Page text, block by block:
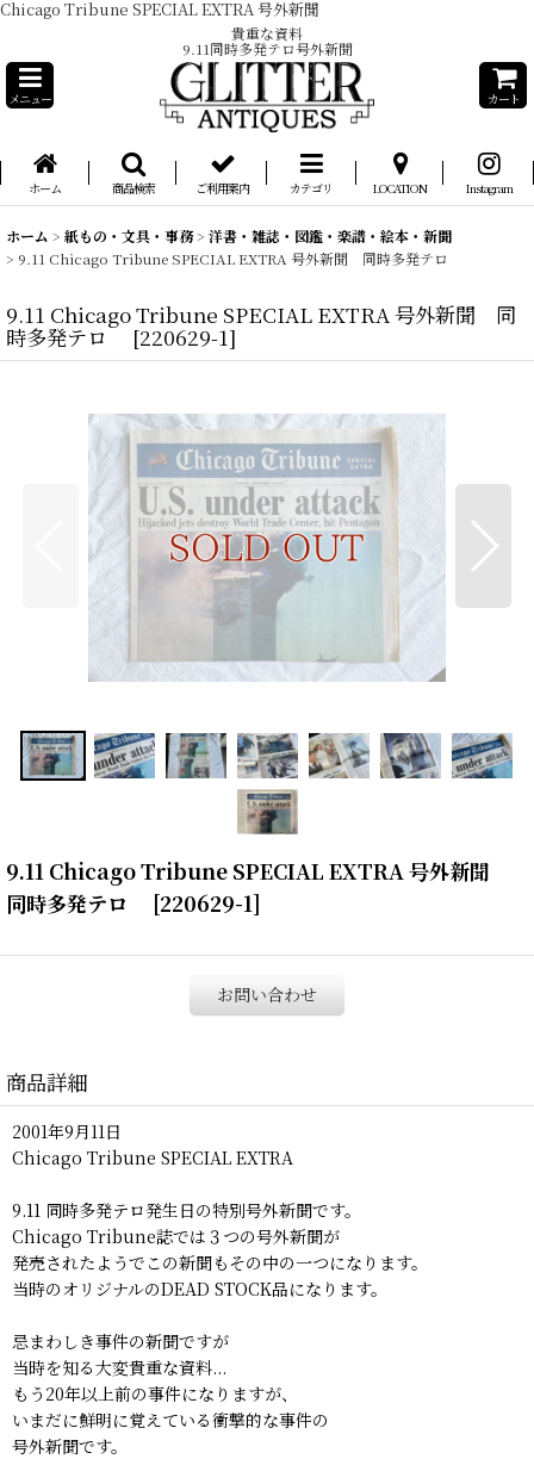
Chicago Tribune SPECIAL EXTRA 号外新聞
貴重な資料
9.11同時多発テロ号外新聞
メニュー カート
ホーム 商品検索 ご利用案内 カテゴリ LOCATION Instagram
ホーム > 紙もの・文具・事務> 洋書・雑誌・図鑑・楽譜・絵本・新聞
> 9.11 Chicago Tribune SPECIAL EXTRA 号外新聞 同時多発テロ
9.11 Chicago Tribune SPECIAL EXTRA 号外新聞 同
時多発テロ [220629-1]
9.11 Chicago Tribune SPECIAL EXTRA 号外新聞
同時多発テロ
[220629-1]
お問い合わせ
商品詳細
2001年9月11日
Chicago Tribune SPECIAL EXTRA
9.11 同時多発テロ発生日の特別号外新聞です。
Chicago Tribune誌では３つの号外新聞が
発売されたようでこの新聞もその中の一つになります。
当時のオリジナルのDEAD STOCK品になります。
忌まわしき事件の新聞ですが
当時を知る大変貴重な資料...
もう20年以上前の事件になりますが、
いまだに鮮明に覚えている衝撃的な事件の
号外新聞です。